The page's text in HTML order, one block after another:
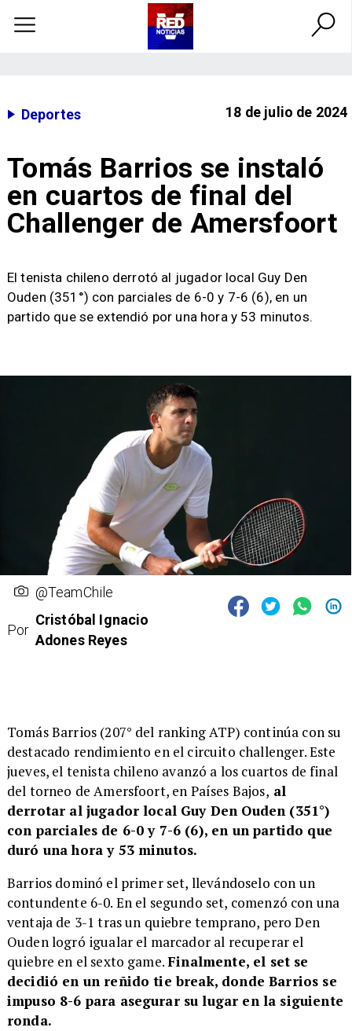
Deportes 18 de julio de 2024
Tomás Barrios se instaló
en cuartos de final del
Challenger de Amersfoort
El tenista chileno derrotó al jugador local Guy Den
Ouden (351°) con parciales de 6-0 y 7-6 (6), en un
partido que se extendió por una hora y 53 minutos.
@TeamChile
Por
Cristóbal Ignacio
Adones Reyes
Tomás Barrios (207° del ranking ATP) continúa con su
destacado rendimiento en el circuito challenger. Este
jueves, el tenista chileno avanzó a los cuartos de final
del torneo de Amersfoort, en Países Bajos, al
derrotar al jugador local Guy Den Ouden (351°)
con parciales de 6-0 y 7-6 (6), en un partido que
duró una hora y 53 minutos.
Barrios dominó el primer set, llevándoselo con un
contundente 6-0. En el segundo set, comenzó con una
ventaja de 3-1 tras un quiebre temprano, pero Den
Ouden logró igualar el marcador al recuperar el
quiebre en el sexto game.Finalmente, el set se
decidió en un reñido tie break, donde Barrios se
impuso 8-6 para asegurar su lugar en la siguiente
ronda.